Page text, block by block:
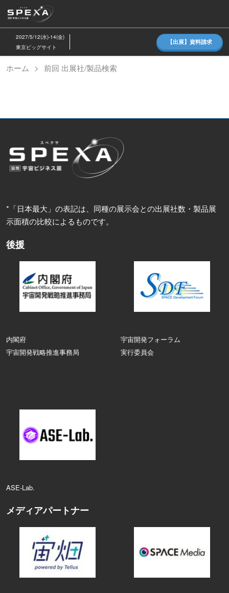
キ
ッ
し
て
2027/5/12(水)-14(金)
東京ビッグサイト
【出展】資料請求
ホーム 前回 出展社/製品検索
*「日本最大」の表記は、同種の展示会との出展社数・製品展
示面積の比較によるものです。
後援
内閣府
宇宙開発戦略推進事務局
宇宙開発フォーラム
実行委員会
ASE‑Lab.
メディアパートナー